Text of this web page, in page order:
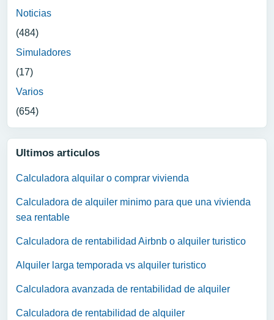
Noticias
(484)
Simuladores
(17)
Varios
(654)
Ultimos articulos
Calculadora alquilar o comprar vivienda
Calculadora de alquiler minimo para que una vivienda
sea rentable
Calculadora de rentabilidad Airbnb o alquiler turistico
Alquiler larga temporada vs alquiler turistico
Calculadora avanzada de rentabilidad de alquiler
Calculadora de rentabilidad de alquiler